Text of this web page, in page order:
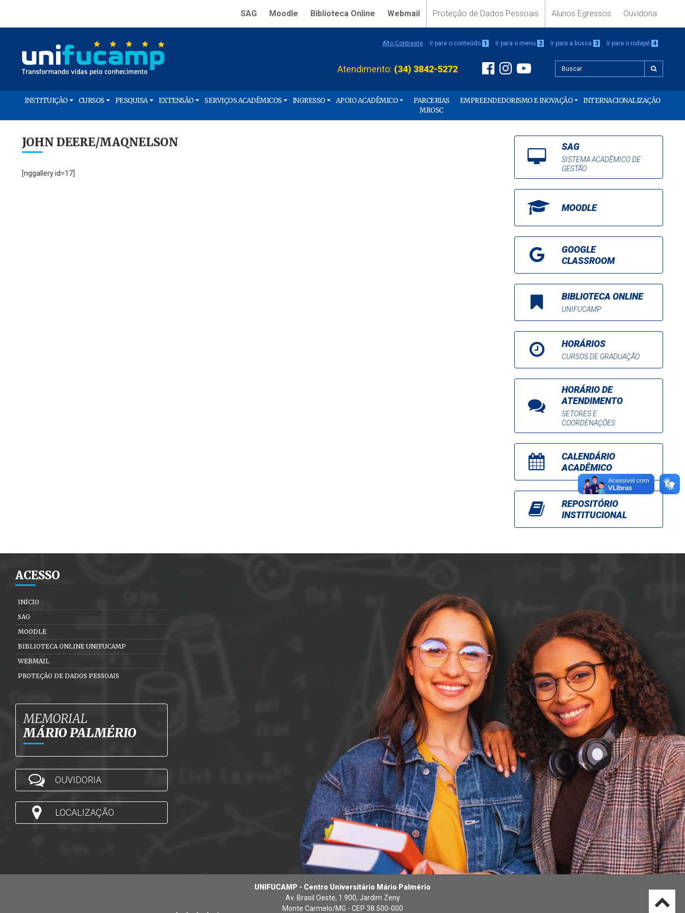
SAG Moodle Biblioteca Online Webmail Proteção de Dados Pessoais Alunos Egressos Ouvidoria
Alto Contraste Ir para o conteúdo 1 Ir para o menu 2 Ir para a busca 3 Ir para o rodapé 4
Atendimento: (34) 3842-5272
INSTITUIÇÃO CURSOS PESQUISA EXTENSÃO SERVIÇOS ACADÊMICOS INGRESSO APOIO ACADÊMICO
PARCERIAS
MROSC
EMPREENDEDORISMO E INOVAÇÃO INTERNACIONALIZAÇÃO
JOHN DEERE/MAQNELSON
[nggallery id=17]
SAG
SISTEMA ACADÊMICO DE
GESTÃO
MOODLE
GOOGLE
CLASSROOM
BIBLIOTECA ONLINE
UNIFUCAMP
HORÁRIOS
CURSOS DE GRADUAÇÃO
HORÁRIO DE
ATENDIMENTO
SETORES E
COORDENAÇÕES
CALENDÁRIO
ACADÊMICO
REPOSITÓRIO
INSTITUCIONAL
ACESSO
INÍCIO
SAG
MOODLE
BIBLIOTECA ONLINE UNIFUCAMP
WEBMAIL
PROTEÇÃO DE DADOS PESSOAIS
MEMORIAL
MÁRIO PALMÉRIO
OUVIDORIA
LOCALIZAÇÃO
UNIFUCAMP - Centro Universitário Mário Palmério
Av. Brasil Oeste, 1.900, Jardim Zeny
Monte Carmelo/MG - CEP 38.500-000